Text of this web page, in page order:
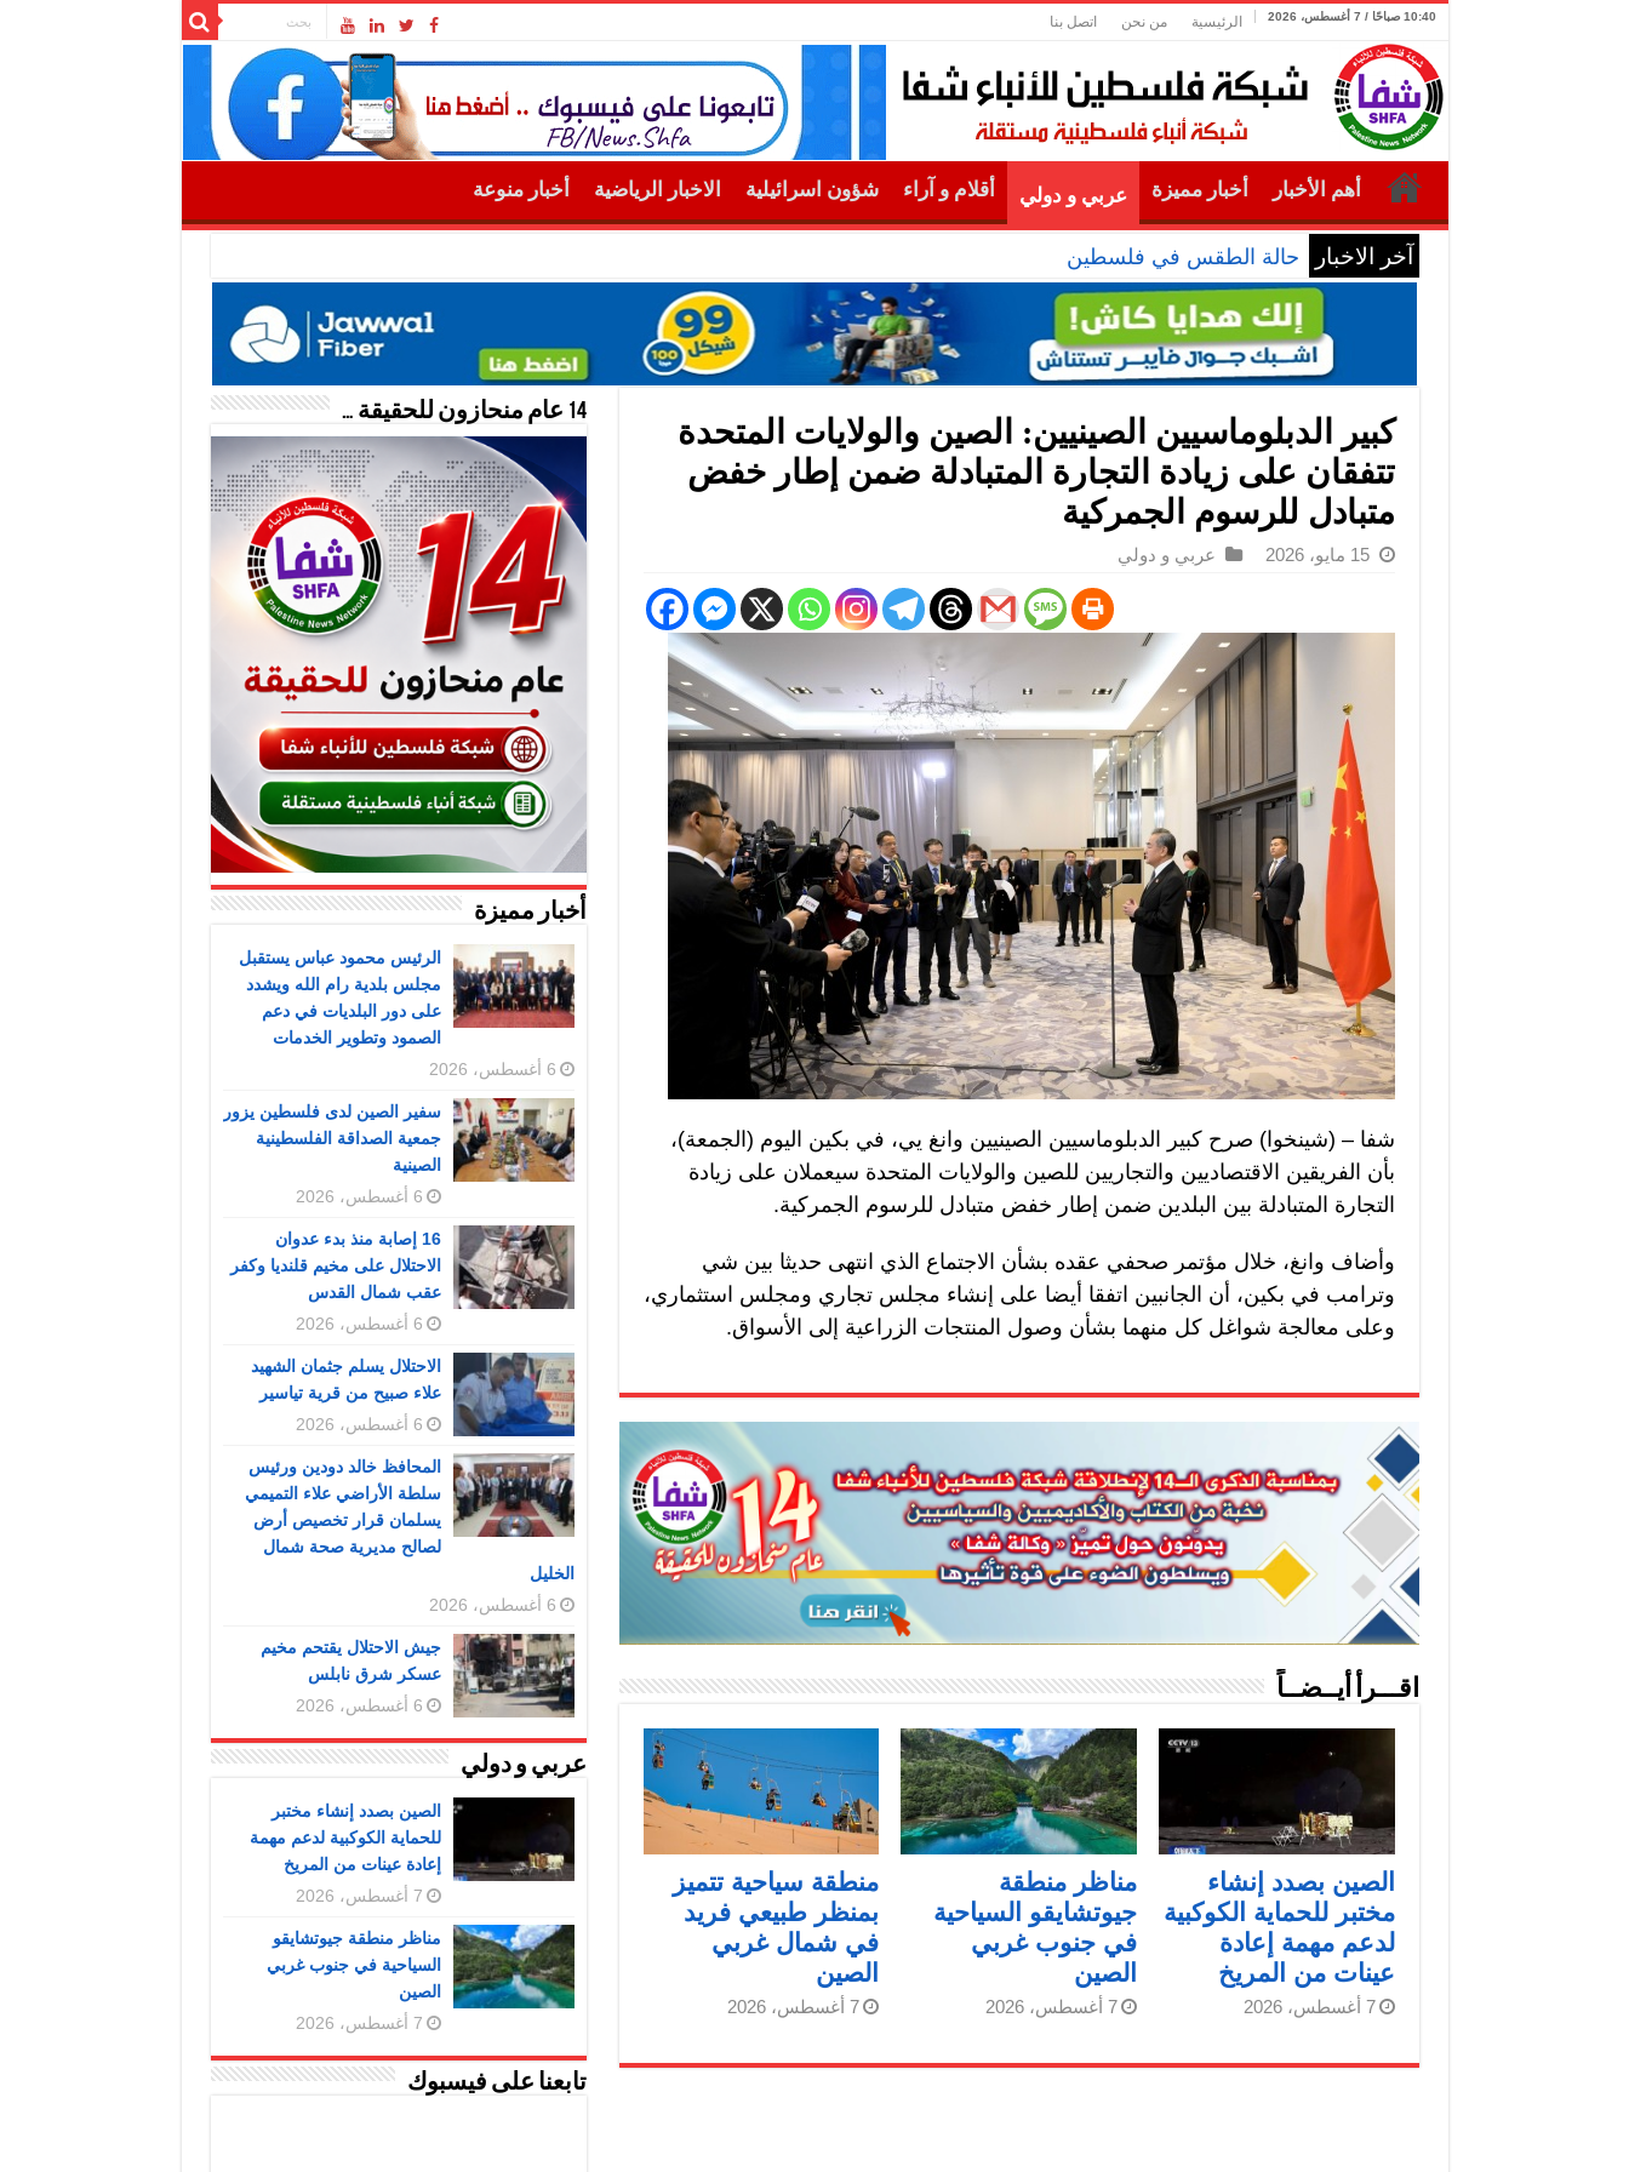
10:40 صباحًا / 7 أغسطس، 2026 الرئيسية من نحن اتصل بنا
أهم الأخبار أخبار مميزة عربي و دولي أقلام و آراء شؤون اسرائيلية الاخبار الرياضية أخبار منوعة
آخر الاخبار حالة الطقس في فلسطين
كبير الدبلوماسيين الصينيين: الصين والولايات المتحدة
تتفقان على زيادة التجارة المتبادلة ضمن إطار خفض
متبادل للرسوم الجمركية
15 مايو، 2026 عربي و دولي
شفا – (شينخوا) صرح كبير الدبلوماسيين الصينيين وانغ يي، في بكين اليوم (الجمعة)،
بأن الفريقين الاقتصاديين والتجاريين للصين والولايات المتحدة سيعملان على زيادة
التجارة المتبادلة بين البلدين ضمن إطار خفض متبادل للرسوم الجمركية.
وأضاف وانغ، خلال مؤتمر صحفي عقده بشأن الاجتماع الذي انتهى حديثا بين شي
وترامب في بكين، أن الجانبين اتفقا أيضا على إنشاء مجلس تجاري ومجلس استثماري،
وعلى معالجة شواغل كل منهما بشأن وصول المنتجات الزراعية إلى الأسواق.
اقـــرأ أيــضــاً
الصين بصدد إنشاء
مختبر للحماية الكوكبية
لدعم مهمة إعادة
عينات من المريخ
7 أغسطس، 2026
مناظر منطقة
جيوتشايقو السياحية
في جنوب غربي
الصين
7 أغسطس، 2026
منطقة سياحية تتميز
بمنظر طبيعي فريد
في شمال غربي
الصين
7 أغسطس، 2026
14 عام منحازون للحقيقة …
أخبار مميزة
الرئيس محمود عباس يستقبل
مجلس بلدية رام الله ويشدد
على دور البلديات في دعم
الصمود وتطوير الخدمات
6 أغسطس، 2026
سفير الصين لدى فلسطين يزور
جمعية الصداقة الفلسطينية
الصينية
6 أغسطس، 2026
16 إصابة منذ بدء عدوان
الاحتلال على مخيم قلنديا وكفر
عقب شمال القدس
6 أغسطس، 2026
الاحتلال يسلم جثمان الشهيد
علاء صبيح من قرية تياسير
6 أغسطس، 2026
المحافظ خالد دودين ورئيس
سلطة الأراضي علاء التميمي
يسلمان قرار تخصيص أرض
لصالح مديرية صحة شمال
الخليل
6 أغسطس، 2026
جيش الاحتلال يقتحم مخيم
عسكر شرق نابلس
6 أغسطس، 2026
عربي و دولي
الصين بصدد إنشاء مختبر
للحماية الكوكبية لدعم مهمة
إعادة عينات من المريخ
7 أغسطس، 2026
مناظر منطقة جيوتشايقو
السياحية في جنوب غربي
الصين
7 أغسطس، 2026
تابعنا على فيسبوك